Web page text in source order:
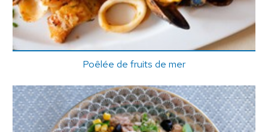
Poêlée de fruits de mer